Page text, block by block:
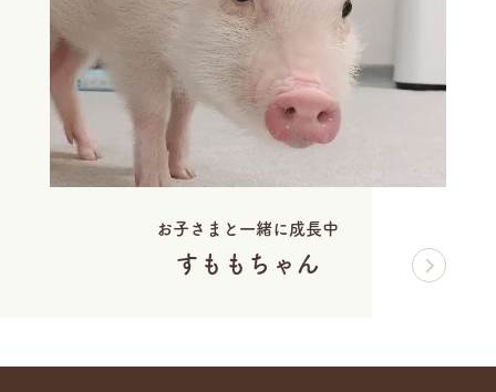
お子さまと一緒に成長中
すももちゃん